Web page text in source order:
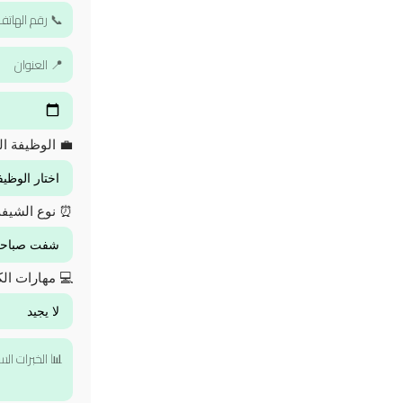
💼 الوظيفة
⏰ نوع
💻 مهارات